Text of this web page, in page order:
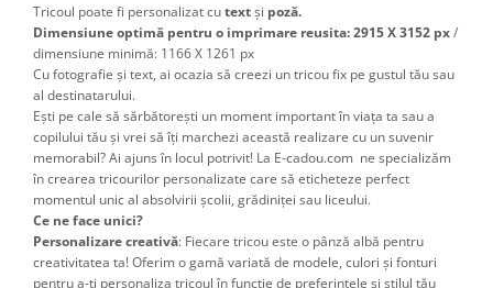
Tricoul poate fi personalizat cutextși poză.
Dimensiune optimă pentru o imprimare reusita: 2915 X 3152 px/
dimensiune minimă: 1166 X 1261 px
Cu fotografie și text, ai ocazia să creezi un tricou fix pe gustul tău sau
al destinatarului.
Ești pe cale să sărbătorești un moment important în viața ta sau a
copilului tău și vrei să îți marchezi această realizare cu un suvenir
memorabil? Ai ajuns în locul potrivit! La E-cadou.com ne specializăm
în crearea tricourilor personalizate care să eticheteze perfect
momentul unic al absolvirii școlii, grădiniței sau liceului.
Ce ne face unici?
Personalizare creativă: Fiecare tricou este o pânză albă pentru
creativitatea ta! Oferim o gamă variată de modele, culori și fonturi
pentru a-ți personaliza tricoul în funcție de preferințele și stilul tău